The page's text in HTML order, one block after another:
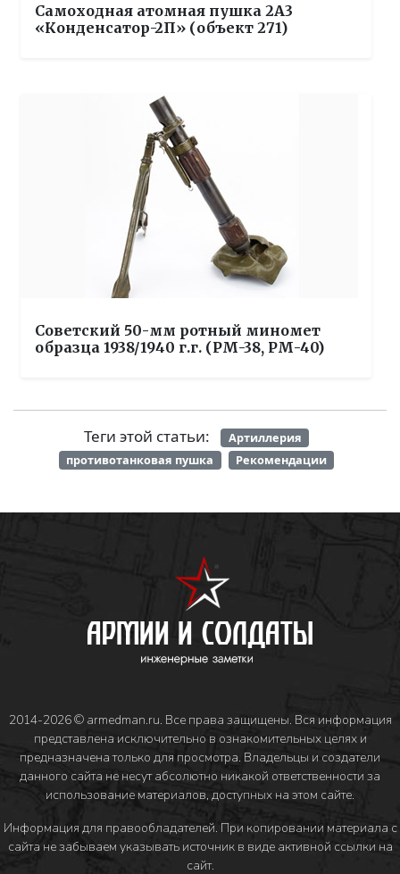
Самоходная атомная пушка 2А3
«Конденсатор-2П» (объект 271)
Советский 50-мм ротный миномет
образца 1938/1940 г.г. (РМ-38, РМ-40)
Теги этой статьи:
Артиллерия
противотанковая пушка
Рекомендации
2014-2026 © armedman.ru. Все права защищены. Вся информация
представлена исключительно в ознакомительных целях и
предназначена только для просмотра. Владельцы и создатели
данного сайта не несут абсолютно никакой ответственности за
использование материалов, доступных на этом сайте.
Информация для правообладателей. При копировании материала с
сайта не забываем указывать источник в виде активной ссылки на
сайт.